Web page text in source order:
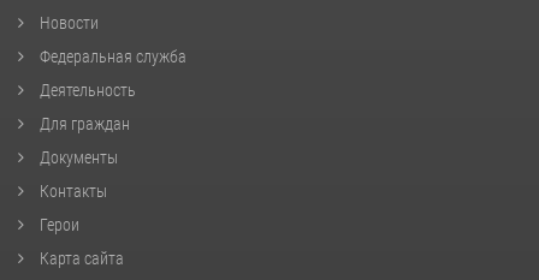
Новости
Федеральная служба
Деятельность
Для граждан
Документы
Контакты
Герои
Карта сайта